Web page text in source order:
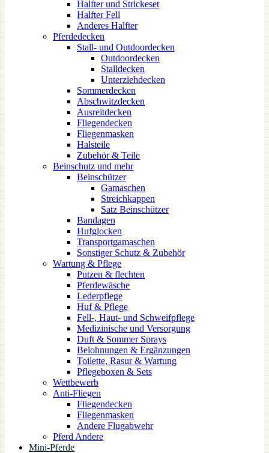
Halfter und Strickeset
Halfter Fell
Anderes Halfter
Pferdedecken
Stall- und Outdoordecken
Outdoordecken
Stalldecken
Unterziehdecken
Sommerdecken
Abschwitzdecken
Ausreitdecken
Fliegendecken
Fliegenmasken
Halsteile
Zubehör & Teile
Beinschutz und mehr
Beinschützer
Gamaschen
Streichkappen
Satz Beinschützer
Bandagen
Hufglocken
Transportgamaschen
Sonstiger Schutz & Zubehör
Wartung & Pflege
Putzen & flechten
Pferdewäsche
Lederpflege
Huf & Pflege
Fell-, Haut- und Schweifpflege
Medizinische und Versorgung
Duft & Sommer Sprays
Belohnungen & Ergänzungen
Toilette, Rasur & Wartung
Pflegeboxen & Sets
Wettbewerb
Anti-Fliegen
Fliegendecken
Fliegenmasken
Andere Flugabwehr
Pferd Andere
Mini-Pferde